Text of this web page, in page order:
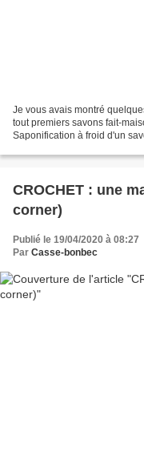
Je vous avais montré
tout premiers savons fait-
Saponification à froid d'un
CROCHET : une
corner)
Publié le 19/04/2020 à 08:27
Par Casse-bonbec